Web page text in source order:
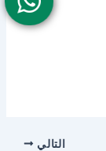
التالي